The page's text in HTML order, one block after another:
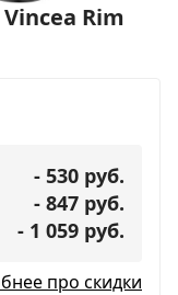
Rim
- 530 руб.
- 847 руб.
- 1 059 руб.
про скидки